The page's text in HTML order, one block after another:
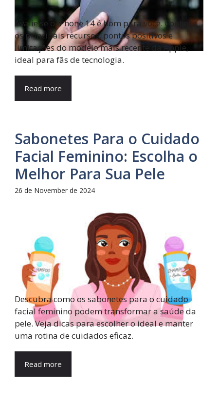
Avalie se o iPhone 14 é bom para você. Conheça
os principais recursos, pontos positivos e
limitações do modelo mais recente da Apple,
ideal para fãs de tecnologia.
Read more
Sabonetes Para o Cuidado
Facial Feminino: Escolha o
Melhor Para Sua Pele
26 de November de 2024
Descubra como os sabonetes para o cuidado
facial feminino podem transformar a saúde da
pele. Veja dicas para escolher o ideal e manter
uma rotina de cuidados eficaz.
Read more